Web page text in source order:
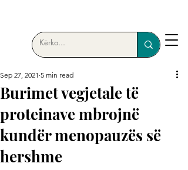
Burimet vegjetale të
proteinave mbrojnë
kundër menopauzës së
hershme
Sep 27, 2021 5 min read